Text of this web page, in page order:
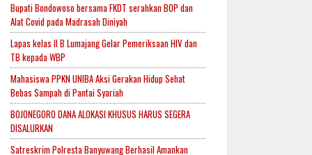
Indonesia.id Perkuat Sinergitas Lewat Ngopi
Mendukung Ketahanan Pangan Nasional
Jadi Lokasi Uji Coba Program NADI JKN
Bupati Bondowoso bersama FKDT serahkan BOP dan
Alat Covid pada Madrasah Diniyah
Lapas kelas II B Lumajang Gelar Pemeriksaan HIV dan
TB kepada WBP
Mahasiswa PPKN UNIBA Aksi Gerakan Hidup Sehat
Bebas Sampah di Pantai Syariah
BOJONEGORO DANA ALOKASI KHUSUS HARUS SEGERA
DISALURKAN
Satreskrim Polresta Banyuwang Berhasil Amankan